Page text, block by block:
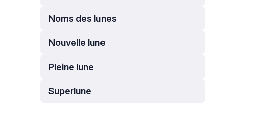
Noms des lunes
Nouvelle lune
Pleine lune
Superlune